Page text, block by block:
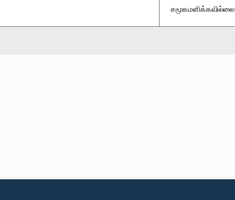
சமூகமளிக்கவில்லை